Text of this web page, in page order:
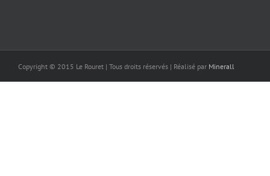
Copyright © 2015 Le Rouret | Tous droits réservés | Réalisé par Minerall